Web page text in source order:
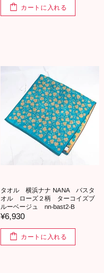
カートに入れる
タオル 横浜ナナ NANA バスタ
オル ローズ２柄 ターコイズブ
ルーベージュ nn-bast2-B
¥6,930
カートに入れる